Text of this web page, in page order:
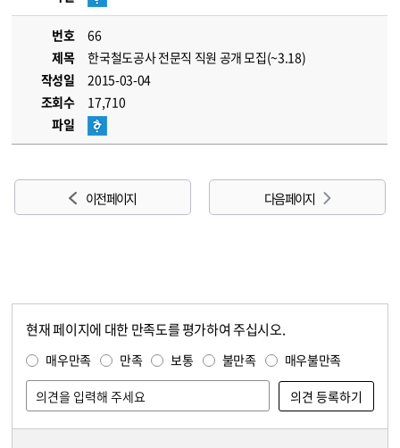
번호
66
제목
한국철도공사 전문직 직원 공개 모집(~3.18)
작성일
2015-03-04
조회수
17,710
파일
이전 페이지 다음 페이지
현재 페이지에 대한 만족도를 평가하여 주십시오.
매우만족 만족 보통 불만족 매우불만족